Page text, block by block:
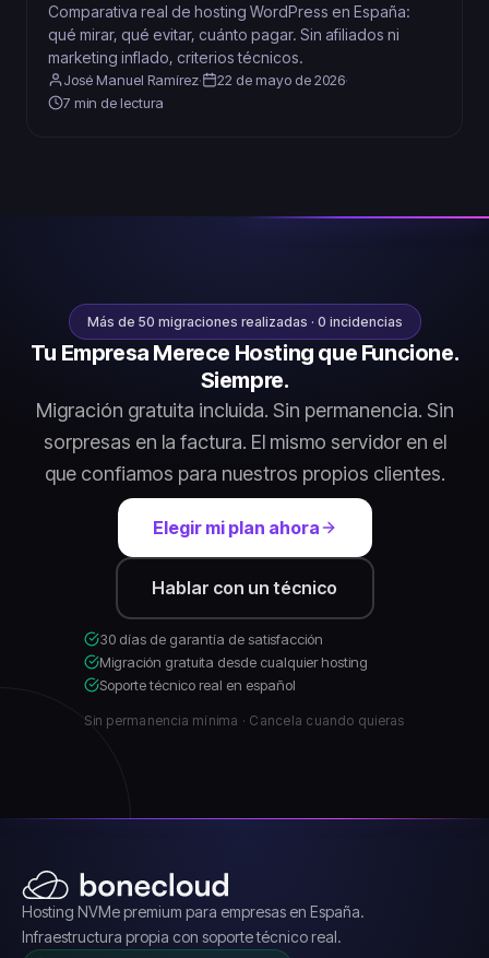
Comparativa real de hosting WordPress en España:
qué mirar, qué evitar, cuánto pagar. Sin afiliados ni
marketing inflado, criterios técnicos.
José Manuel Ramírez· 22 de mayo de 2026·
7 min de lectura
Más de 50 migraciones realizadas · 0 incidencias
Tu Empresa Merece Hosting que Funcione.
Siempre.
Migración gratuita incluida. Sin permanencia. Sin
sorpresas en la factura. El mismo servidor en el
que confiamos para nuestros propios clientes.
Elegir mi plan ahora
Hablar con un técnico
30 días de garantía de satisfacción
Migración gratuita desde cualquier hosting
Soporte técnico real en español
Sin permanencia mínima · Cancela cuando quieras
Hosting NVMe premium para empresas en España.
Infraestructura propia con soporte técnico real.